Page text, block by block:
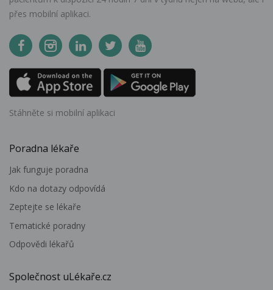
přes mobilní aplikaci.
Stáhněte si mobilní aplikaci
Poradna lékaře
Jak funguje poradna
Kdo na dotazy odpovídá
Zeptejte se lékaře
Tematické poradny
Odpovědi lékařů
Společnost uLékaře.cz